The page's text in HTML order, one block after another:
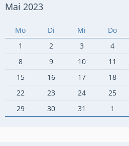
Mai 2023
Mo Di Mi Do
1
2 3 4
8
9 10 11
15
16 17 18
22
23 24 25
29
30 31 1